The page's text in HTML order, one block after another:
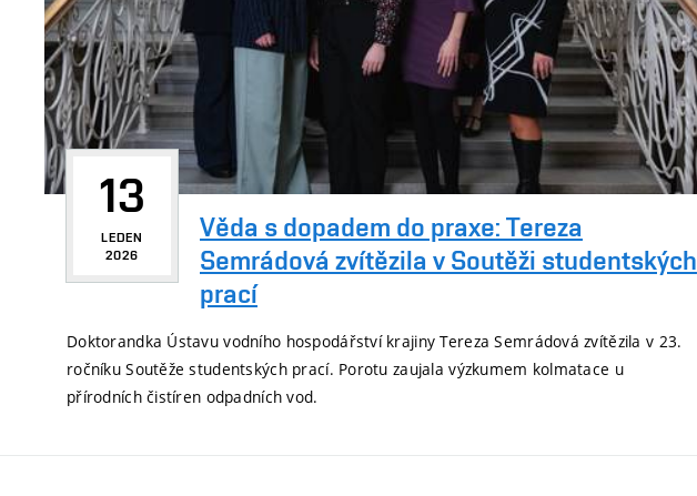
13
LEDEN
2026
Věda s dopadem do praxe: Tereza
Semrádová zvítězila v Soutěži studentských
prací
Doktorandka Ústavu vodního hospodářství krajiny Tereza Semrádová zvítězila v 23.
ročníku Soutěže studentských prací. Porotu zaujala výzkumem kolmatace u
přírodních čistíren odpadních vod.